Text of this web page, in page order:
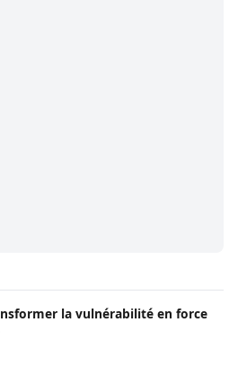
la vulnérabilité en force